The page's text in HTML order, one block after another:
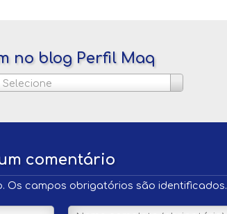
no blog Perfil Maq
Selecione
comentário
Os campos obrigatórios são identificados.